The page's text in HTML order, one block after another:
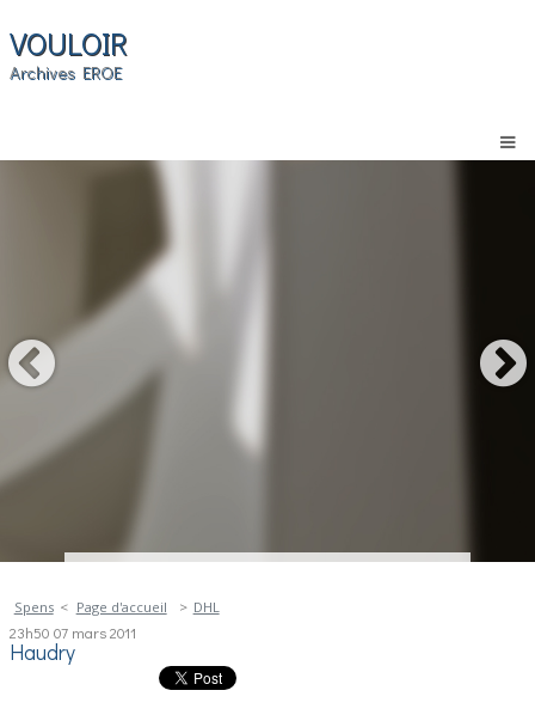
VOULOIR
Archives EROE
Spens Page d'accueil DHL
23h50 07 mars 2011
Haudry